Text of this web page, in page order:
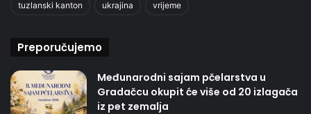
tuzlanski kanton ukrajina vrijeme
Preporučujemo
Međunarodni sajam pčelarstva u
Gradačcu okupit će više od 20 izlagača
iz pet zemalja